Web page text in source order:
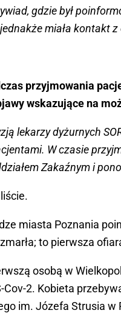
gdzie był
miała kontakt z
przyjmowania
wskazujące na
lekarzy dyżurnych
W czasie
Zakaźnym i
miasta Poznania
to pierwsza
osobą w
Cov-2. Kobieta
im. Józefa Strusia w